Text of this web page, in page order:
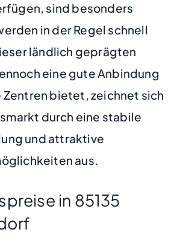
sind besonders
in der Regel schnell
ländlich geprägten
eine gute Anbindung
Zentren bietet, zeichnet sich
durch eine stabile
und attraktive
aus.
in 85135